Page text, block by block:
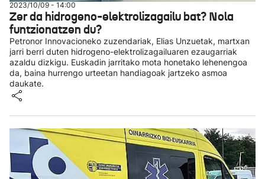
2023/10/09 - 14:00
Zer da hidrogeno-elektrolizagailu bat? Nola
funtzionatzen du?
Petronor Innovacioneko zuzendariak, Elias Unzuetak, martxan
jarri berri duten hidrogeno-elektrolizagailuaren ezaugarriak
azaldu dizkigu. Euskadin jarritako mota honetako lehenengoa
da, baina hurrengo urteetan handiagoak jartzeko asmoa
daukate.